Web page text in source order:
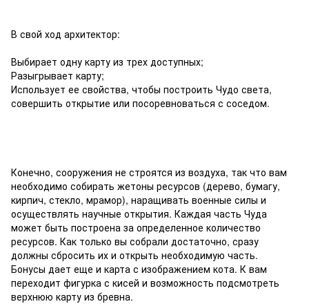
В свой ход архитектор:
Выбирает одну карту из трех доступных;
Разыгрывает карту;
Использует ее свойства, чтобы построить Чудо света,
совершить открытие или посоревноваться с соседом.
Конечно, сооружения не строятся из воздуха, так что вам
необходимо собирать жетоны ресурсов (дерево, бумагу,
кирпич, стекло, мрамор), наращивать военные силы и
осуществлять научные открытия. Каждая часть Чуда
может быть построена за определенное количество
ресурсов. Как только вы собрали достаточно, сразу
должны сбросить их и открыть необходимую часть.
Бонусы дает еще и карта с изображением кота. К вам
переходит фигурка с кисей и возможность подсмотреть
верхнюю карту из бревна.